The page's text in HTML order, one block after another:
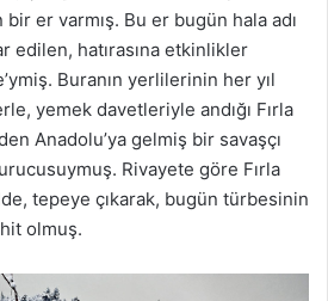
er varmış. Bu er bugün hala adı
edilen, hatırasına etkinlikler
Buranın yerlilerinin her yıl
yemek davetleriyle andığı Fırla
Anadolu’ya gelmiş bir savaşçı
Rivayete göre Fırla
tepeye çıkarak, bugün türbesinin
olmuş.